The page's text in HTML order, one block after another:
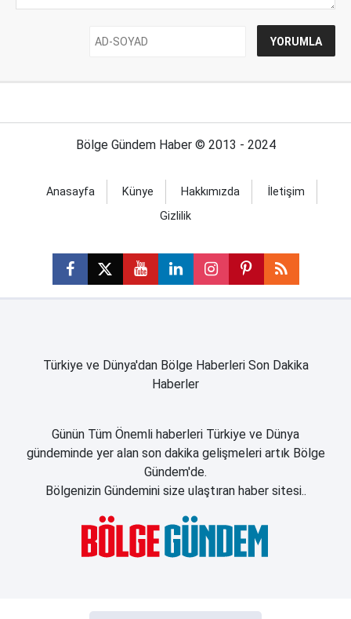
Bölge Gündem Haber © 2013 - 2024
Anasayfa Künye Hakkımızda
İletişim
Gizlilik
Türkiye ve Dünya'dan Bölge Haberleri Son Dakika
Haberler
Günün Tüm Önemli haberleri Türkiye ve Dünya
gündeminde yer alan son dakika gelişmeleri artık Bölge
Gündem'de.
Bölgenizin Gündemini size ulaştıran haber sitesi..